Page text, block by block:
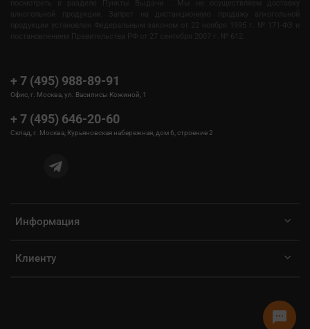
Информация
Клиенту
+ 7 (495) 988-89-91
Офис, г. Москва, ул. Василисы Кожиной, 1
+ 7 (495) 646-20-60
Склад, г. Москва, Курьяновская набережная, дом 6, строение 2
sms